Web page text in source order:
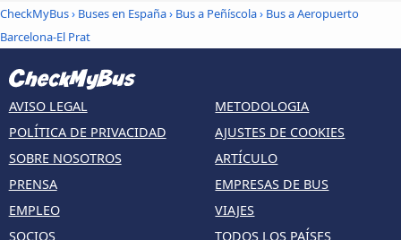
CheckMyBus› Buses en España› Bus a Peñíscola› Bus a Aeropuerto
Barcelona-El Prat
AVISO LEGAL
POLÍTICA DE PRIVACIDAD
SOBRE NOSOTROS
PRENSA
EMPLEO
SOCIOS
METODOLOGIA
AJUSTES DE COOKIES
ARTÍCULO
EMPRESAS DE BUS
VIAJES
TODOS LOS PAÍSES